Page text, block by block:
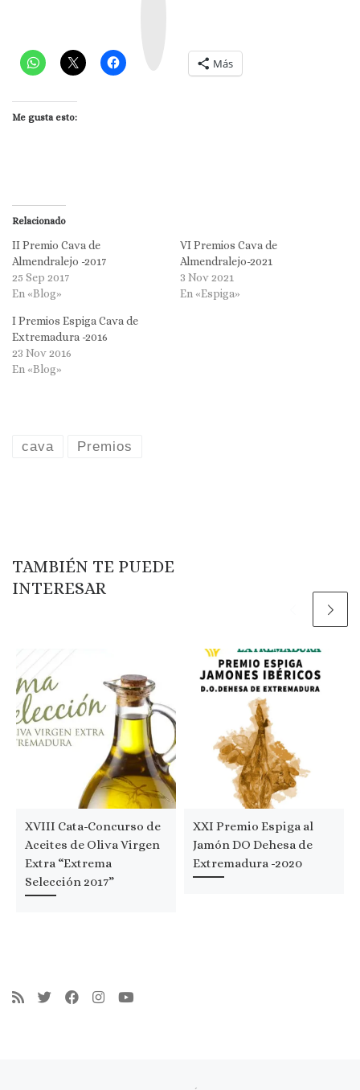
Más
Me gusta esto:
Relacionado
II Premio Cava de
Almendralejo -2017
25 Sep 2017
En «Blog»
VI Premios Cava de
Almendralejo-2021
3 Nov 2021
En «Espiga»
I Premios Espiga Cava de
Extremadura -2016
23 Nov 2016
En «Blog»
cava Premios
TAMBIÉN TE PUEDE
INTERESAR
XVIII Cata-Concurso de
Aceites de Oliva Virgen
Extra “Extrema
Selección 2017”
XXI Premio Espiga al
Jamón DO Dehesa de
Extremadura -2020